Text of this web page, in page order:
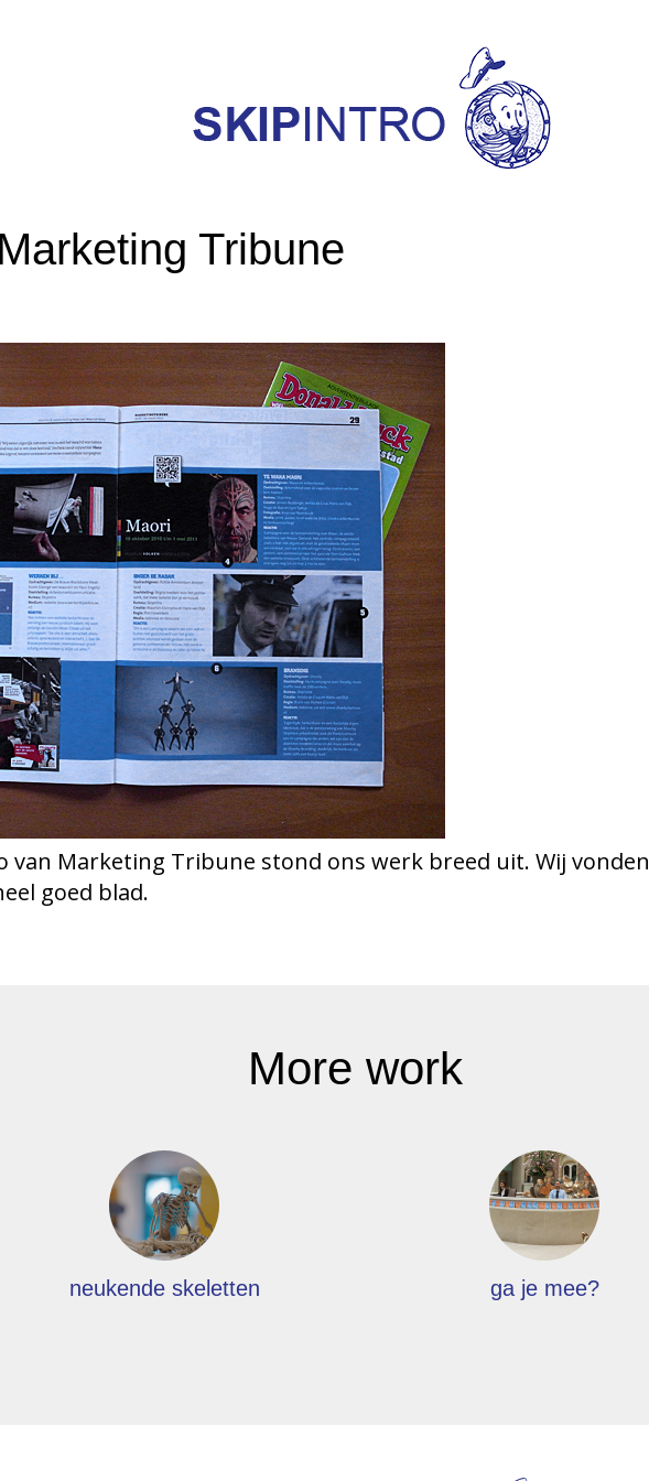
Tribune
van Marketing Tribune stond ons werk breed uit. Wij vonden
goed blad.
More work
neukende skeletten ga je mee?